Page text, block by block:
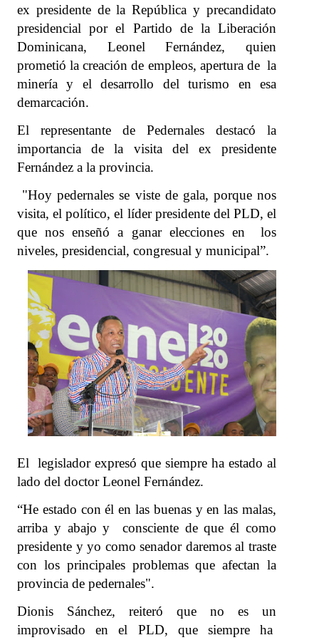
ex presidente de la República y precandidato
presidencial por el Partido de la Liberación
Dominicana, Leonel Fernández, quien
prometió la creación de empleos, apertura de la
minería y el desarrollo del turismo en esa
demarcación.
El representante de Pedernales destacó la
importancia de la visita del ex presidente
Fernández a la provincia.
"Hoy pedernales se viste de gala, porque nos
visita, el político, el líder presidente del PLD, el
que nos enseñó a ganar elecciones en los
niveles, presidencial, congresual y municipal”.
El legislador expresó que siempre ha estado al
lado del doctor Leonel Fernández.
“He estado con él en las buenas y en las malas,
arriba y abajo y consciente de que él como
presidente y yo como senador daremos al traste
con los principales problemas que afectan la
provincia de pedernales".
Dionis Sánchez, reiteró que no es un
improvisado en el PLD, que siempre ha